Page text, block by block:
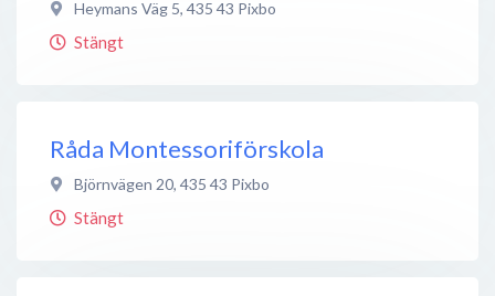
Heymans Väg 5, 435 43 Pixbo
Stängt
Råda Montessoriförskola
Björnvägen 20, 435 43 Pixbo
Stängt